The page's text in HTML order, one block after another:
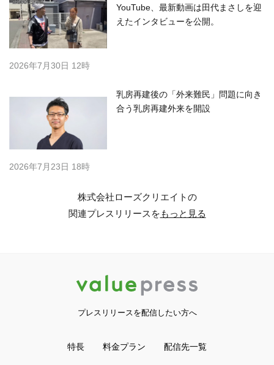
YouTube、最新動画は田代まさしを迎
えたインタビューを公開。
2026年7月30日 12時
乳房再建後の「外来難民」問題に向き
合う乳房再建外来を開設
2026年7月23日 18時
株式会社ローズクリエイトの
関連プレスリリースをもっと見る
プレスリリースを配信したい方へ
特長 料金プラン 配信先一覧